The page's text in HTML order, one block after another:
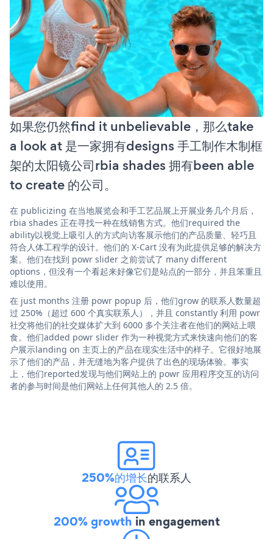
如果您仍然find it unbelievable，那么take
a look at 是一家拥有designs 手工制作木制框
架的太阳镜公司rbia shades 拥有been able
to create 的公司。
在 publicizing 在当地展览会和手工艺品展上开展业务几个月后，
rbia shades 正在寻找一种在线销售方式。他们required the
ability以视觉上吸引人的方式向访客展示他们的产品质量、轻巧且
符合人体工程学的设计。他们的 X-Cart 没有为此提供足够的解决方
案。他们在找到 powr slider 之前尝试了 many different
options，但没有一个看起来好像它们是站点的一部分，并且笨重且
难以使用。
在 just months 注册 powr popup 后，他们grow 的联系人数量超
过 250%（超过 600 个真实联系人），并且 constantly 利用 powr
社交将他们的社交媒体扩大到 6000 多个关注者在他们的网站上喂
食。他们added powr slider 作为一种视觉方式来快速向他们的客
户展示landing on 主页上的产品在现实生活中的样子。它很好地展
示了他们的产品，并无缝地为客户提供了出色的现场体验。事实
上，他们reported发现与他们网站上的 powr 应用程序交互的访问
者的参与时间是他们网站上任何其他人的 2.5 倍。
250%的增长的联系人
200% growth in engagement